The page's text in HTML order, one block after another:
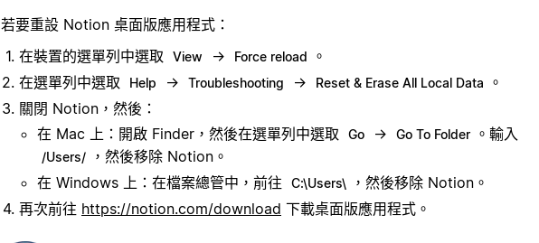
若要重設 Notion 桌面版應用程式：
在裝置的選單列中選取
View → Force reload
。
在選單列中選取
Help → Troubleshooting → Reset & Erase All Local Data
。
關閉 Notion，然後：
在 Mac 上：開啟 Finder，然後在選單列中選取
Go → Go To Folder 。輸入
/Users/
，然後移除 Notion。
在 Windows 上：在檔案總管中，前往
C:\Users\
，然後移除 Notion。
再次前往 https://notion.com/download 下載桌面版應用程式。